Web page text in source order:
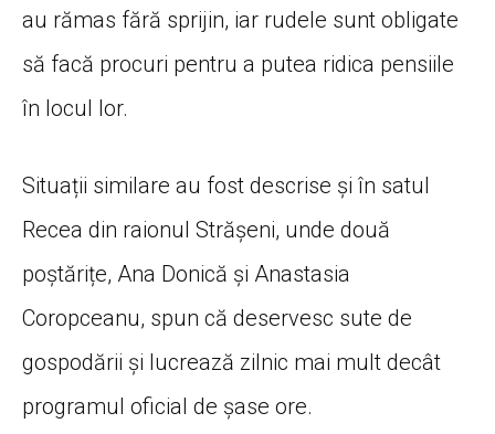
au rămas fără sprijin, iar rudele sunt obligate
să facă procuri pentru a putea ridica pensiile
în locul lor.
Situații similare au fost descrise și în satul
Recea din raionul Strășeni, unde două
poștărițe, Ana Donică și Anastasia
Coropceanu, spun că deservesc sute de
gospodării și lucrează zilnic mai mult decât
programul oficial de șase ore.